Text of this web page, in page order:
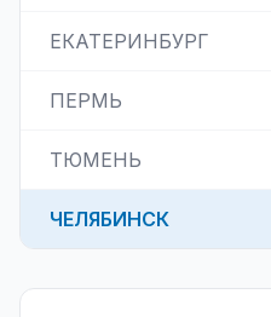
ЕКАТЕРИНБУРГ
ПЕРМЬ
ТЮМЕНЬ
ЧЕЛЯБИНСК